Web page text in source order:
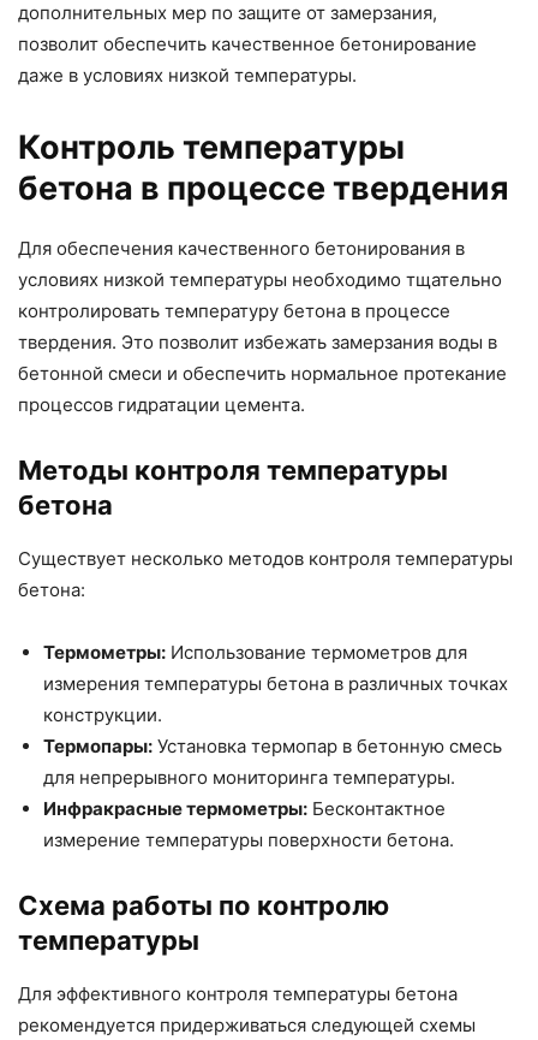
дополнительных мер по защите от замерзания,
позволит обеспечить качественное бетонирование
даже в условиях низкой температуры.
Контроль температуры
бетона в процессе твердения
Для обеспечения качественного бетонирования в
условиях низкой температуры необходимо тщательно
контролировать температуру бетона в процессе
твердения. Это позволит избежать замерзания воды в
бетонной смеси и обеспечить нормальное протекание
процессов гидратации цемента.
Методы контроля температуры
бетона
Существует несколько методов контроля температуры
бетона:
Термометры: Использование термометров для
измерения температуры бетона в различных точках
конструкции.
Термопары: Установка термопар в бетонную смесь
для непрерывного мониторинга температуры.
Инфракрасные термометры: Бесконтактное
измерение температуры поверхности бетона.
Схема работы по контролю
температуры
Для эффективного контроля температуры бетона
рекомендуется придерживаться следующей схемы